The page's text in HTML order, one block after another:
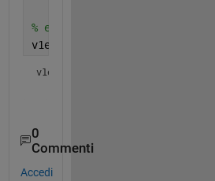
% engine
v1eqv2pos = isequal(idx1,idx2)
v1eqv2pos =
0
Commenti
Accedi